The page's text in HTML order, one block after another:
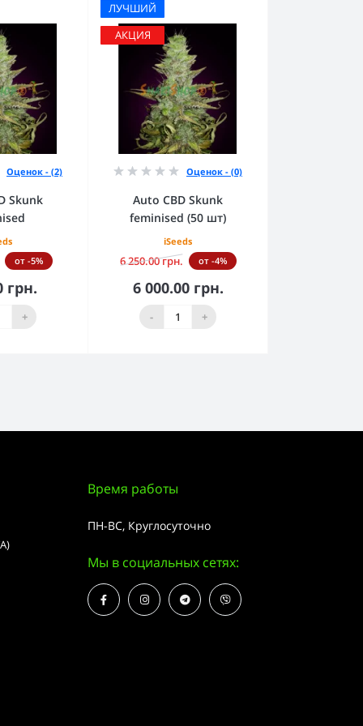
Оценок - (2)
Skunk
от -5%
грн.
+
ЛУЧШИЙ
АКЦИЯ
Оценок - (0)
Auto CBD Skunk
feminised (50 шт)
iSeeds
6 250.00 грн. от -4%
6 000.00 грн.
- +
В корзину
Время работы
ПН-ВС, Круглосуточно
Мы в социальных сетях: